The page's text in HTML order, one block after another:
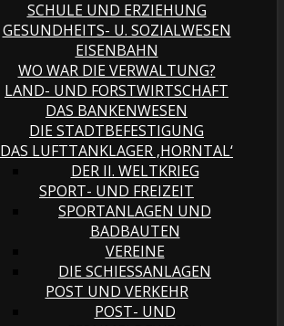
SCHULE UND ERZIEHUNG
GESUNDHEITS- U. SOZIALWESEN
EISENBAHN
WO WAR DIE VERWALTUNG?
LAND- UND FORSTWIRTSCHAFT
DAS BANKENWESEN
DIE STADTBEFESTIGUNG
DAS LUFTTANKLAGER ‚HORNTAL‘
DER II. WELTKRIEG
SPORT- UND FREIZEIT
SPORTANLAGEN UND
BADBAUTEN
VEREINE
DIE SCHIESSANLAGEN
POST UND VERKEHR
POST- UND